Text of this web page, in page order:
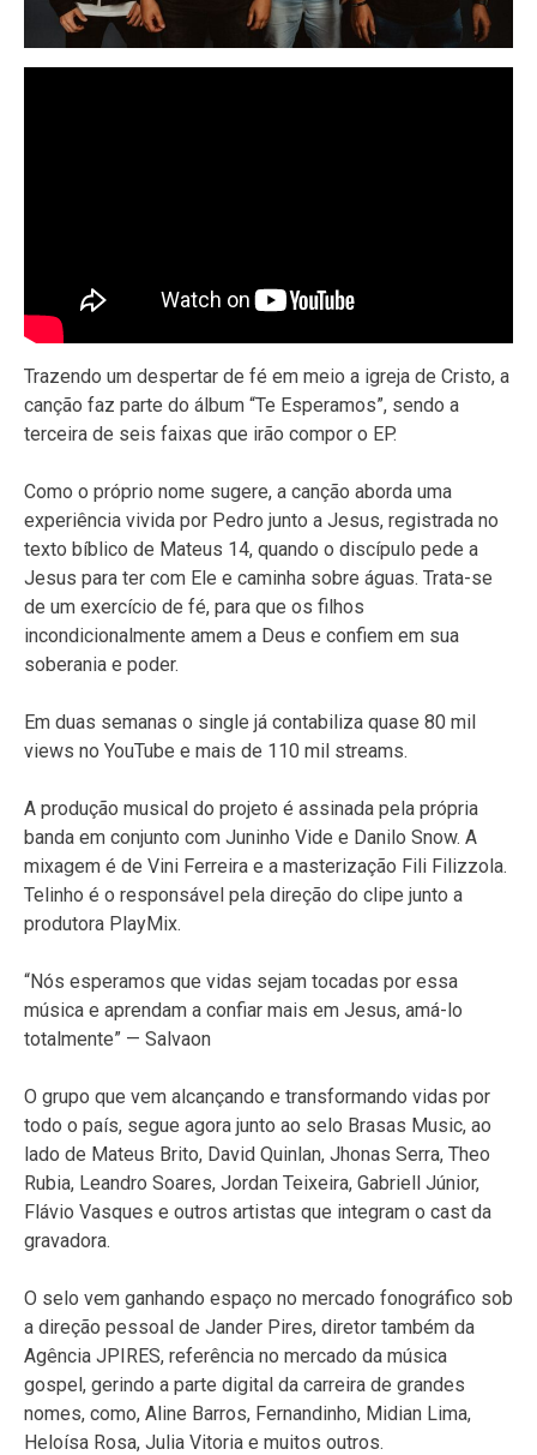
Trazendo um despertar de fé em meio a igreja de Cristo, a
canção faz parte do álbum “Te Esperamos”, sendo a
terceira de seis faixas que irão compor o EP.
Como o próprio nome sugere, a canção aborda uma
experiência vivida por Pedro junto a Jesus, registrada no
texto bíblico de Mateus 14, quando o discípulo pede a
Jesus para ter com Ele e caminha sobre águas. Trata-se
de um exercício de fé, para que os filhos
incondicionalmente amem a Deus e confiem em sua
soberania e poder.
Em duas semanas o single já contabiliza quase 80 mil
views no YouTube e mais de 110 mil streams.
A produção musical do projeto é assinada pela própria
banda em conjunto com Juninho Vide e Danilo Snow. A
mixagem é de Vini Ferreira e a masterização Fili Filizzola.
Telinho é o responsável pela direção do clipe junto a
produtora PlayMix.
“Nós esperamos que vidas sejam tocadas por essa
música e aprendam a confiar mais em Jesus, amá-lo
totalmente” — Salvaon
O grupo que vem alcançando e transformando vidas por
todo o país, segue agora junto ao selo Brasas Music, ao
lado de Mateus Brito, David Quinlan, Jhonas Serra, Theo
Rubia, Leandro Soares, Jordan Teixeira, Gabriell Júnior,
Flávio Vasques e outros artistas que integram o cast da
gravadora.
O selo vem ganhando espaço no mercado fonográfico sob
a direção pessoal de Jander Pires, diretor também da
Agência JPIRES, referência no mercado da música
gospel, gerindo a parte digital da carreira de grandes
nomes, como, Aline Barros, Fernandinho, Midian Lima,
Heloísa Rosa, Julia Vitoria e muitos outros.